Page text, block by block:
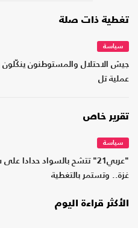
تغطية ذات صلة
سياسة
جيش الاحتلال والمستوطنون ينكّلون
عملية تل
تقرير خاص
سياسة
"عربي21" تتشح بالسواد حدادا
غزة.. وتستمر بالتغطية
الأكثر قراءة اليوم